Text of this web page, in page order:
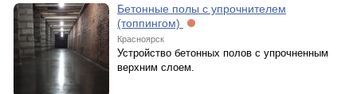
Бетонные полы с упрочнителем
(топпингом)
Красноярск
Устройство бетонных полов с упрочненным
верхним слоем.